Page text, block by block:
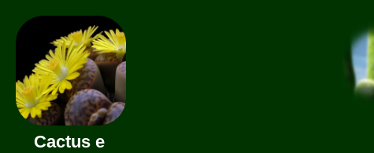
Cactus e